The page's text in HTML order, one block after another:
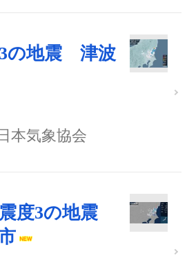
の地震 津波
本気象協会
度3の地震